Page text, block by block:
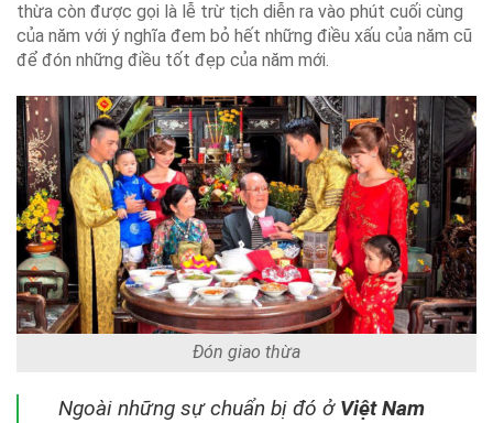
thừa còn được gọi là lễ trừ tịch diễn ra vào phút cuối cùng
của năm với ý nghĩa đem bỏ hết những điều xấu của năm cũ
để đón những điều tốt đẹp của năm mới.
Đón giao thừa
Ngoài những sự chuẩn bị đó ở Việt Nam